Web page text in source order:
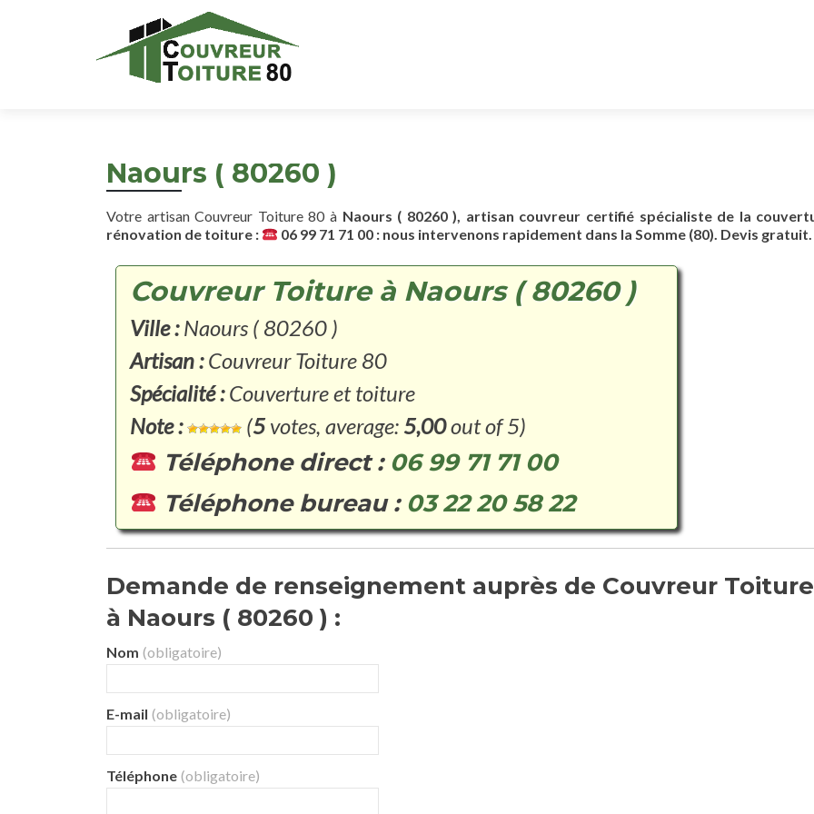
Naours ( 80260 )
Votre artisan Couvreur Toiture 80 à Naours ( 80260 ), artisan couvreur certifié spécialiste de la
rénovation de toiture :
06 99 71 71 00 : nous intervenons rapidement dans la Somme (80). Devis gratuit.
Couvreur Toiture à Naours ( 80260 )
Ville :Naours ( 80260 )
Artisan :Couvreur Toiture 80
Spécialité :Couverture et toiture
Note :
(5votes, average: 5,00out of 5)
Téléphone direct : 06 99 71 71 00
Téléphone bureau : 03 22 20 58 22
Demande de renseignement auprès de Couvreur
à Naours ( 80260 ) :
Nom (obligatoire)
E-mail (obligatoire)
Téléphone (obligatoire)